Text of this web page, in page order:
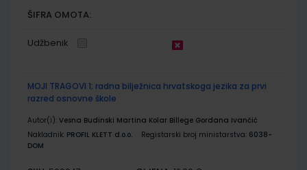
ŠIFRA OMOTA:
Udžbenik
MOJI TRAGOVI 1; radna bilježnica hrvatskoga jezika za prvi
razred osnovne škole
Autor(i): Vesna Budinski Martina Kolar Billege Gordana Ivančić
Nakladnik: PROFIL KLETT d.o.o. Registarski broj ministarstva: 6038-
DOM